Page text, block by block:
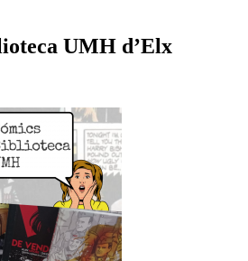
UMH d’Elx